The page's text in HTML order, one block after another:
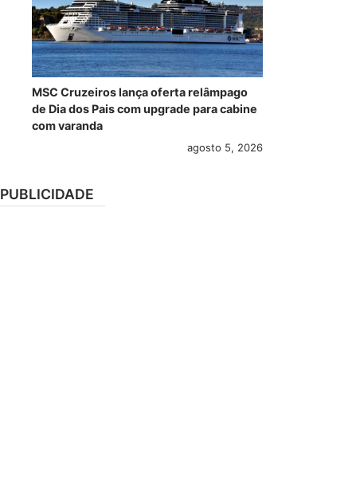
MSC Cruzeiros lança oferta relâmpago
de Dia dos Pais com upgrade para cabine
com varanda
agosto 5, 2026
PUBLICIDADE